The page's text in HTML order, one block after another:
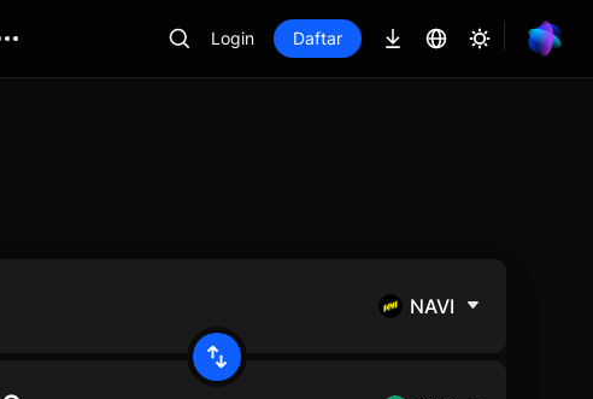
Login Daftar
NAVI